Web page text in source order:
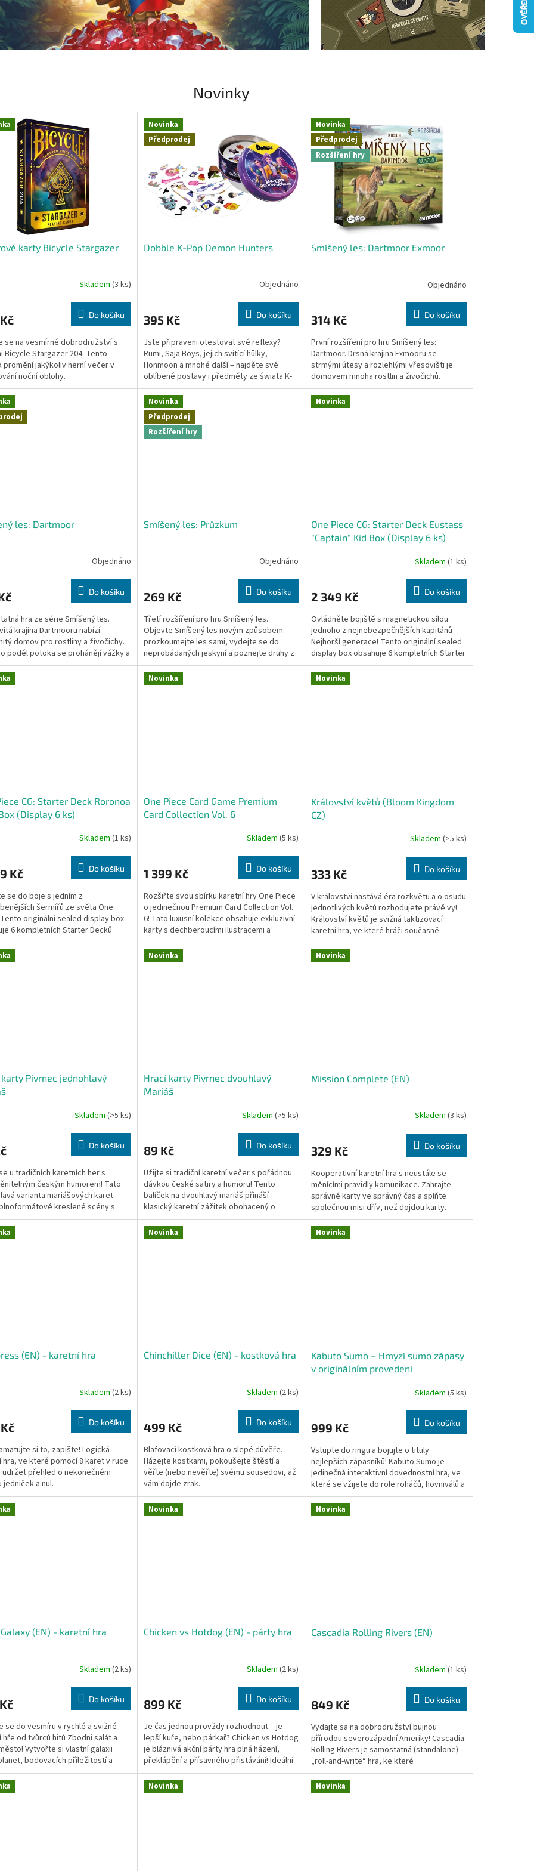
Novinky
karty Bicycle Stargazer
Skladem (3 ks)
Do košíku
se na vesmírné dobrodružství s
Bicycle Stargazer 204. Tento
promění jakýkoliv herní večer v
noční oblohy.
Novinka
Předprodej
Dobble K-Pop Demon Hunters
Objednáno
395 Kč Do košíku
Jste připraveni otestovat své reflexy?
Rumi, Saja Boys, jejich svítící hůlky,
Honmoon a mnohé další – najděte své
oblíbené postavy i předměty ze świata K-
Pop Demon Hunters na 55...
Novinka
Předprodej
Rozšíření hry
Smíšený les: Dartmoor Exmoor
Objednáno
314 Kč Do košíku
První rozšíření pro hru Smíšený les:
Dartmoor. Drsná krajina Exmooru se
strmými útesy a rozlehlými vřesovišti je
domovem mnoha rostlin a živočichů.
Předobjednávka - dostupnost...
les: Dartmoor
Objednáno
Do košíku
hra ze série Smíšený les.
krajina Dartmooru nabízí
domov pro rostliny a živočichy.
podél potoka se prohánějí vážky a
ve volné...
Novinka
Předprodej
Rozšíření hry
Smíšený les: Průzkum
Objednáno
269 Kč Do košíku
Třetí rozšíření pro hru Smíšený les.
Objevte Smíšený les novým způsobem:
prozkoumejte les sami, vydejte se do
neprobádaných jeskyní a poznejte druhy z
celého světa....
Novinka
One Piece CG: Starter Deck Eustass
"Captain" Kid Box (Display 6 ks)
Skladem (1 ks)
2 349 Kč Do košíku
Ovládněte bojiště s magnetickou sílou
jednoho z nejnebezpečnějších kapitánů
Nejhorší generace! Tento originální sealed
display box obsahuje 6 kompletních Starter
Decků Eustass...
CG: Starter Deck Roronoa
(Display 6 ks)
Skladem (1 ks)
Kč Do košíku
se do boje s jedním z
šermířů ze světa One
originální sealed display box
6 kompletních Starter Decků
Zoro, což z něj dělá...
Novinka
One Piece Card Game Premium
Card Collection Vol. 6
Skladem (5 ks)
1 399 Kč Do košíku
Rozšiřte svou sbírku karetní hry One Piece
o jedinečnou Premium Card Collection Vol.
6! Tato luxusní kolekce obsahuje exkluzivní
karty s dechberoucími ilustracemi a
prémiovými...
Novinka
Království květů (Bloom Kingdom
CZ)
Skladem (>5 ks)
333 Kč Do košíku
V království nastává éra rozkvětu a o osudu
jednotlivých květů rozhodujete právě vy!
Království květů je svižná taktizovací
karetní hra, ve které hráči současně
vykládají karty...
Pivrnec jednohlavý
Skladem (>5 ks)
Do košíku
u tradičních karetních her s
českým humorem! Tato
varianta mariášových karet
kreslené scény s
postavičkou Rudy...
Novinka
Hrací karty Pivrnec dvouhlavý
Mariáš
Skladem (>5 ks)
89 Kč Do košíku
Užijte si tradiční karetní večer s pořádnou
dávkou české satiry a humoru! Tento
balíček na dvouhlavý mariáš přináší
klasický karetní zážitek obohacený o
originální kresby...
Novinka
Mission Complete (EN)
Skladem (3 ks)
329 Kč Do košíku
Kooperativní karetní hra s neustále se
měnícími pravidly komunikace. Zahrajte
správné karty ve správný čas a splňte
společnou misi dřív, než dojdou karty.
(EN) - karetní hra
Skladem (2 ks)
Do košíku
si to, zapište! Logická
hra, ve které pomocí 8 karet v ruce
přehled o nekonečném
jedniček a nul.
Novinka
Chinchiller Dice (EN) - kostková hra
Skladem (2 ks)
499 Kč Do košíku
Blafovací kostková hra o slepé důvěře.
Házejte kostkami, pokoušejte štěstí a
věřte (nebo nevěřte) svému sousedovi, až
vám dojde zrak.
Novinka
Kabuto Sumo – Hmyzí sumo zápasy
v originálním provedení
Skladem (5 ks)
999 Kč Do košíku
Vstupte do ringu a bojujte o tituly
nejlepších zápasníků! Kabuto Sumo je
jedinečná interaktivní dovednostní hra, ve
které se vžijete do role roháčů, hovniválů a
dalších brouků...
(EN) - karetní hra
Skladem (2 ks)
Do košíku
se do vesmíru v rychlé a svižné
od tvůrců hitů Zbodni salát a
Vytvořte si vlastní galaxii
bodovacích příležitostí a
se...
Novinka
Chicken vs Hotdog (EN) - párty hra
Skladem (2 ks)
899 Kč Do košíku
Je čas jednou provždy rozhodnout – je
lepší kuře, nebo párkař? Chicken vs Hotdog
je bláznivá akční párty hra plná házení,
překlápění a přísavného přistávání! Ideální
volba pro...
Novinka
Cascadia Rolling Rivers (EN)
Skladem (1 ks)
849 Kč Do košíku
Vydajte sa na dobrodružství bujnou
přírodou severozápadní Ameriky! Cascadia:
Rolling Rivers je samostatná (standalone)
„roll-and-write“ hra, ke které
nepotřebujete původní...
Novinka Novinka